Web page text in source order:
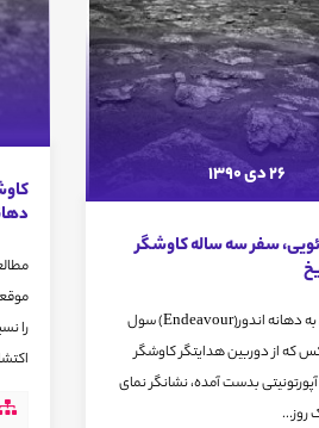
26 دی 1390
سفر سه ساله کاوشگر
نزدیک شدن به دهانه اندور(Endeavour) سول
عکس که از دوربین هدایتگر کاوشگر
بدست آمده، نشانگر نمای
روز...
را